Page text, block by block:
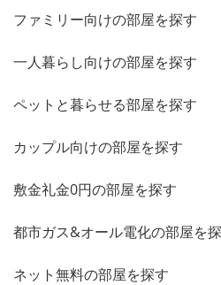
ファミリー向けの部屋を探す
一人暮らし向けの部屋を探す
ペットと暮らせる部屋を探す
カップル向けの部屋を探す
敷金礼金0円の部屋を探す
都市ガス&オール電化の部屋を
ネット無料の部屋を探す